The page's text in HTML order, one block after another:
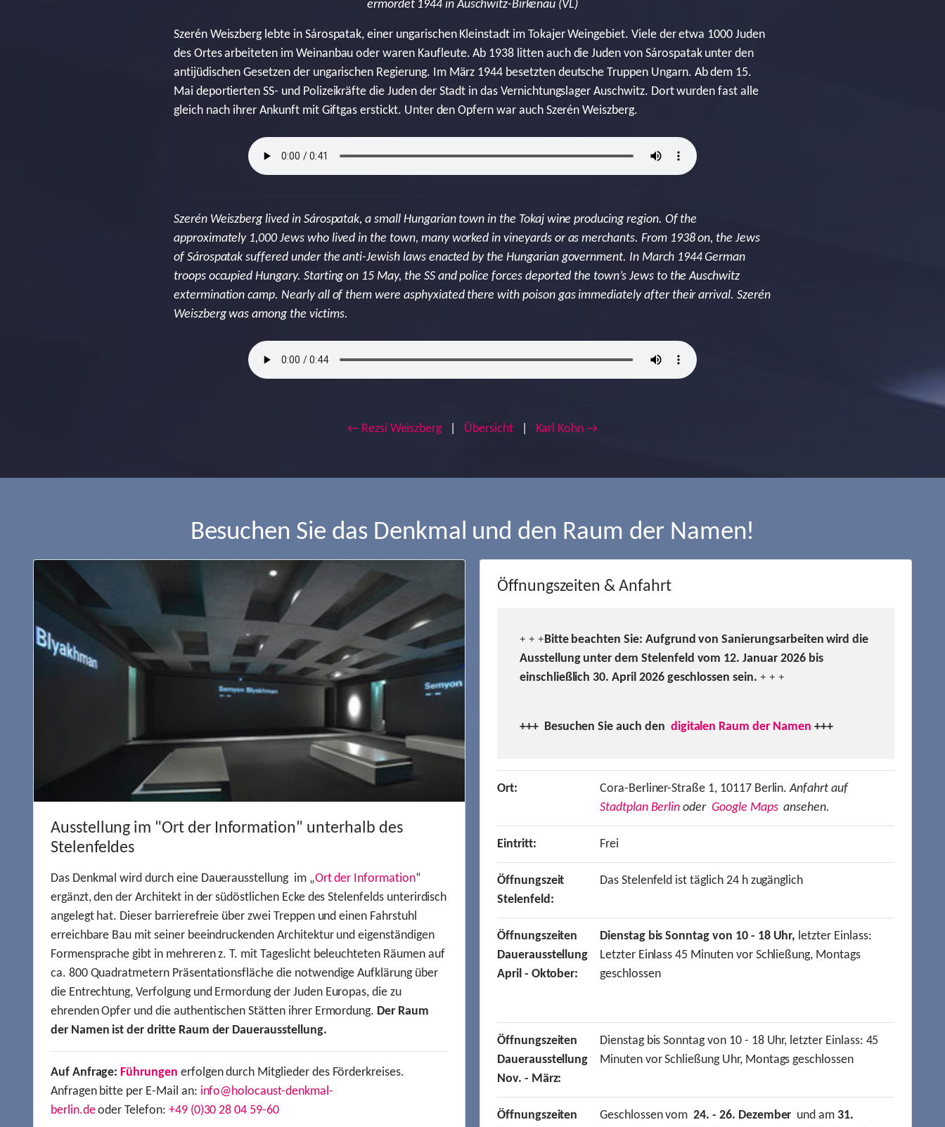
ermordet 1944 in Auschwitz-Birkenau (VL)
Szerén Weiszberg lebte in Sárospatak, einer ungarischen Kleinstadt im Tokajer Weingebiet. Viele der etwa 1000 Juden
des Ortes arbeiteten im Weinanbau oder waren Kaufleute. Ab 1938 litten auch die Juden von Sárospatak unter den
antijüdischen Gesetzen der ungarischen Regierung. Im März 1944 besetzten deutsche Truppen Ungarn. Ab dem 15.
Mai deportierten SS- und Polizeikräfte die Juden der Stadt in das Vernichtungslager Auschwitz. Dort wurden fast alle
gleich nach ihrer Ankunft mit Giftgas erstickt. Unter den Opfern war auch Szerén Weiszberg.
Szerén Weiszberg lived in Sárospatak, a small Hungarian town in the Tokaj wine producing region. Of the
approximately 1,000 Jews who lived in the town, many worked in vineyards or as merchants. From 1938 on, the Jews
of Sárospatak suffered under the anti-Jewish laws enacted by the Hungarian government. In March 1944 German
troops occupied Hungary. Starting on 15 May, the SS and police forces deported the town’s Jews to the Auschwitz
extermination camp. Nearly all of them were asphyxiated there with poison gas immediately after their arrival. Szerén
Weiszberg was among the victims.
← Rezsi Weiszberg Übersicht Karl Kohn →
Besuchen Sie das Denkmal und den Raum der Namen!
Ausstellung im "Ort der Information" unterhalb des
Stelenfeldes
Das Denkmal wird durch eine Dauerausstellung im „Ort der Information“
ergänzt, den der Architekt in der südöstlichen Ecke des Stelenfelds unterirdisch
angelegt hat. Dieser barrierefreie über zwei Treppen und einen Fahrstuhl
erreichbare Bau mit seiner beeindruckenden Architektur und eigenständigen
Formensprache gibt in mehreren z. T. mit Tageslicht beleuchteten Räumen auf
ca. 800 Quadratmetern Präsentationsfläche die notwendige Aufklärung über
die Entrechtung, Verfolgung und Ermordung der Juden Europas, die zu
ehrenden Opfer und die authentischen Stätten ihrer Ermordung. Der Raum
der Namen ist der dritte Raum der Dauerausstellung.
Auf Anfrage: Führungen erfolgen durch Mitglieder des Förderkreises.
Anfragen bitte per E-Mail an: info@holocaust-denkmal-
berlin.deoder Telefon: +49 (0)30 28 04 59-60
Öffnungszeiten & Anfahrt
+ + +Bitte beachten Sie: Aufgrund von Sanierungsarbeiten wird die
Ausstellung unter dem Stelenfeld vom 12. Januar 2026 bis
einschließlich 30. April 2026 geschlossen sein. + + +
+++ Besuchen Sie auch den digitalen Raum der Namen +++
Ort: Cora-Berliner-Straße 1, 10117 Berlin.Anfahrt auf
Stadtplan Berlin oder Google Mapsansehen.
Eintritt: Frei
Öffnungszeit
Stelenfeld:
Das Stelenfeld ist täglich 24 h zugänglich
Öffnungszeiten
Dauerausstellung
April - Oktober:
Dienstag bis Sonntag von 10 - 18 Uhr, letzter Einlass:
Letzter Einlass 45 Minuten vor Schließung, Montags
geschlossen
Öffnungszeiten
Dauerausstellung
Nov. - März:
Dienstag bis Sonntag von 10 - 18 Uhr, letzter Einlass: 45
Minuten vor Schließung Uhr, Montags geschlossen
Öffnungszeiten
Geschlossen vom24. - 26. Dezember und am31.